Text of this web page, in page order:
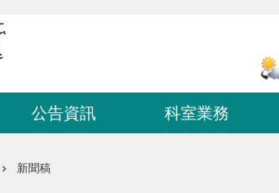
公告資訊 科室業務
新聞稿